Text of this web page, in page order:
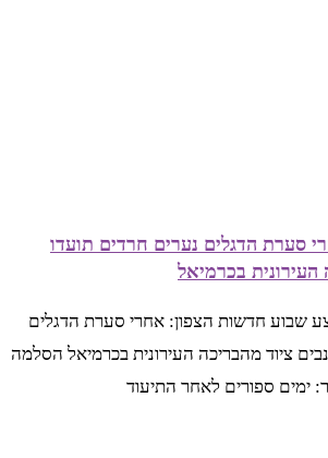
סערת הדגלים נערים חרדים תועדו
העירונית בכרמיאל
שבוע חדשות הצפון: אחרי סערת הדגלים
ציוד מהבריכה העירונית בכרמיאל הסלמה
ימים ספורים לאחר התיעוד